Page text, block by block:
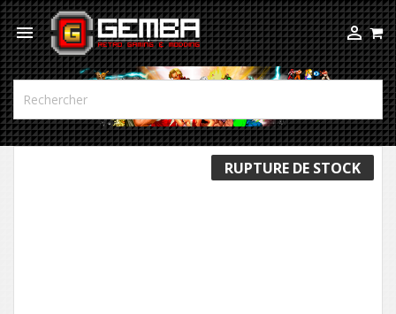
 
RUPTURE DE STOCK